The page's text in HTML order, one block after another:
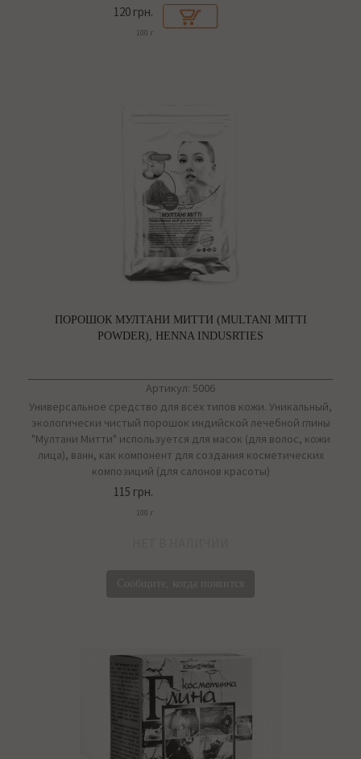
120 грн.
100 г
ПОРОШОК МУЛТАНИ МИТТИ (MULTANI MITTI
POWDER), HENNA INDUSRTIES
Артикул: 5006
Универсальное средство для всех типов кожи. Уникальный,
экологически чистый порошок индийской лечебной глины
"Мултани Митти" используется для масок (для волос, кожи
лица), ванн, как компонент для создания косметических
композиций (для салонов красоты)
115 грн.
100 г